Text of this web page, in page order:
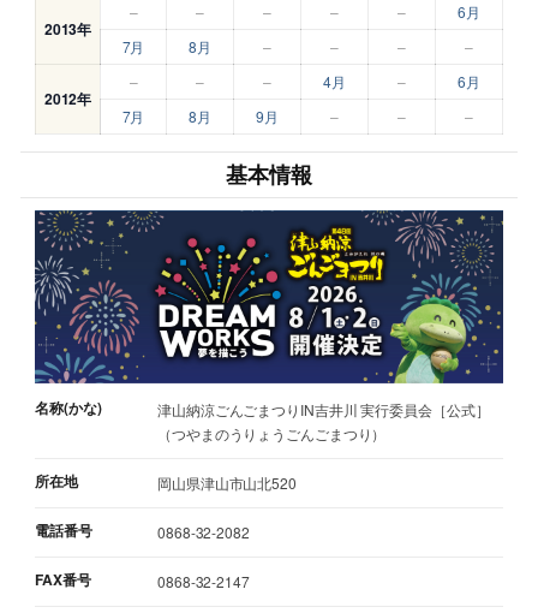
2013年
– – – – –
6月
7月
8月 – – – –
2012年
– – – 4月 –
6月
7月
8月 9月 – – –
基本情報
名称(かな)
津山納涼ごんごまつりIN吉井川 実行委員会［公式］
（つやまのうりょうごんごまつり）
所在地 岡山県津山市山北520
電話番号 0868-32-2082
FAX番号 0868-32-2147